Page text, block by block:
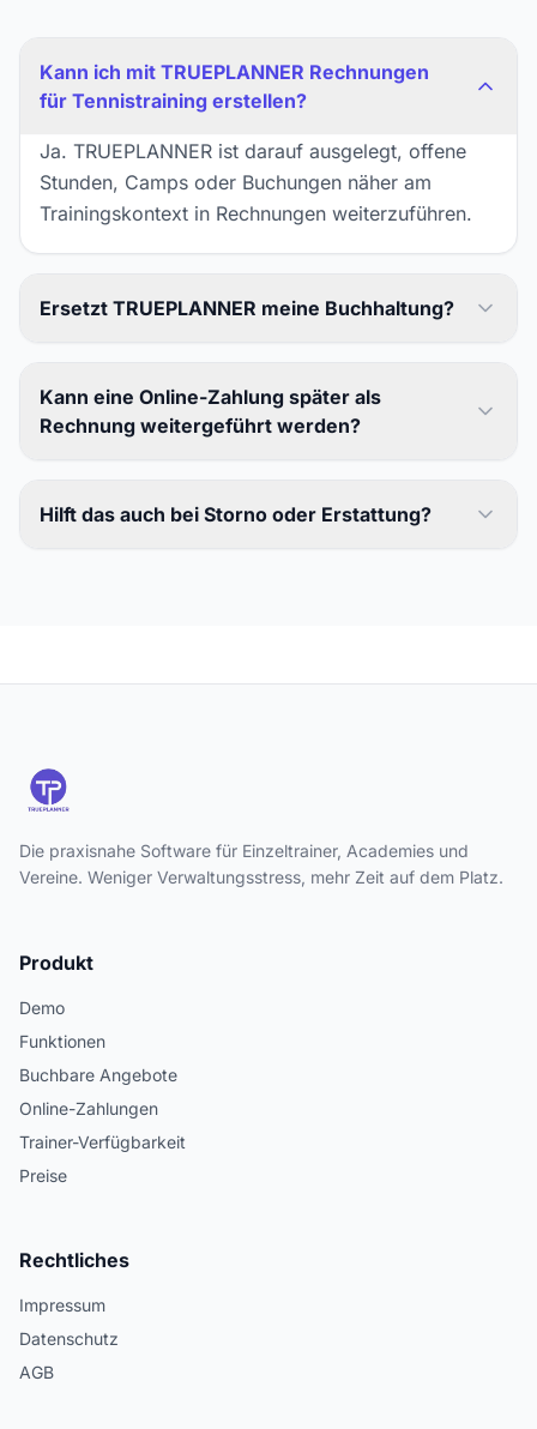
Kann ich mit TRUEPLANNER Rechnungen
für Tennistraining erstellen?
Ja. TRUEPLANNER ist darauf ausgelegt, offene
Stunden, Camps oder Buchungen näher am
Trainingskontext in Rechnungen weiterzuführen.
Ersetzt TRUEPLANNER meine Buchhaltung?
Kann eine Online-Zahlung später als
Rechnung weitergeführt werden?
Hilft das auch bei Storno oder Erstattung?
Die praxisnahe Software für Einzeltrainer, Academies und
Vereine. Weniger Verwaltungsstress, mehr Zeit auf dem Platz.
Produkt
Demo
Funktionen
Buchbare Angebote
Online-Zahlungen
Trainer-Verfügbarkeit
Preise
Rechtliches
Impressum
Datenschutz
AGB